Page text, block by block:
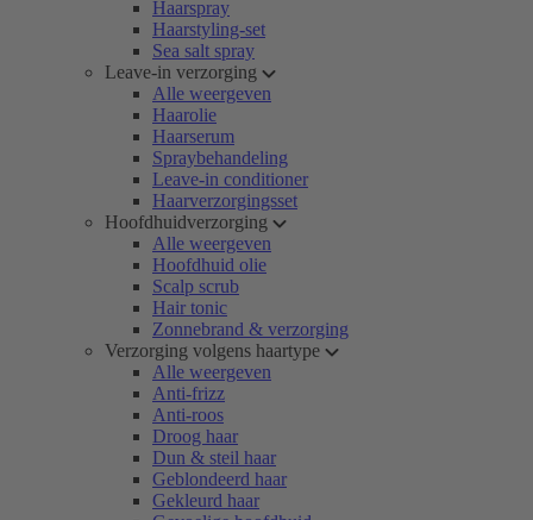
Haarspray
Haarstyling-set
Sea salt spray
Leave-in verzorging
Alle weergeven
Haarolie
Haarserum
Spraybehandeling
Leave-in conditioner
Haarverzorgingsset
Hoofdhuidverzorging
Alle weergeven
Hoofdhuid olie
Scalp scrub
Hair tonic
Zonnebrand & verzorging
Verzorging volgens haartype
Alle weergeven
Anti-frizz
Anti-roos
Droog haar
Dun & steil haar
Geblondeerd haar
Gekleurd haar